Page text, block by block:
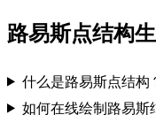
路易斯点结构
什么是路易斯点结构
如何在线绘制路易斯